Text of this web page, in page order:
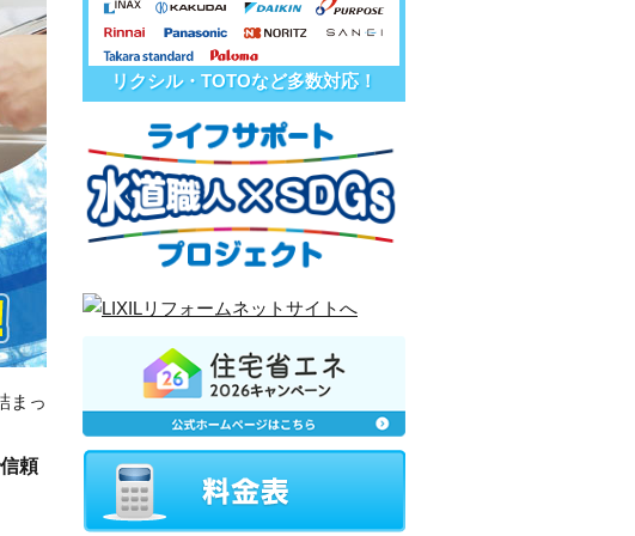
まっ
頼
リクシル・TOTOなど多数対応！